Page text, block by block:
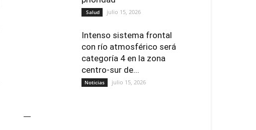
Salud julio 15, 2026
Intenso sistema frontal
con río atmosférico será
categoría 4 en la zona
centro-sur de...
Noticias julio 15, 2026
—